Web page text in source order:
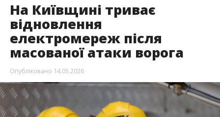
На Київщині триває
відновлення
електромереж після
масованої атаки ворога
Опубліковано 14.05.2026